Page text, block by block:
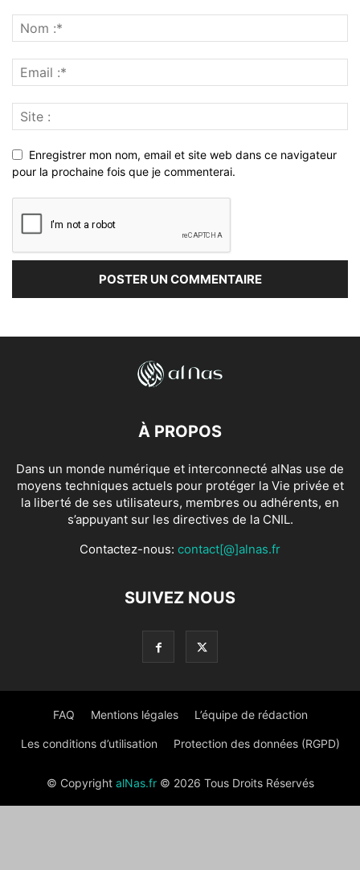
Enregistrer mon nom, email et site web dans ce navigateur
pour la prochaine fois que je commenterai.
À PROPOS
Dans un monde numérique et interconnecté alNas use de
moyens techniques actuels pour protéger la Vie privée et
la liberté de ses utilisateurs, membres ou adhérents, en
s’appuyant sur les directives de la CNIL.
Contactez-nous: contact[@]alnas.fr
SUIVEZ NOUS
FAQ Mentions légales L’équipe de rédaction
Les conditions d’utilisation Protection des données (RGPD)
© Copyright alNas.fr© 2026 Tous Droits Réservés